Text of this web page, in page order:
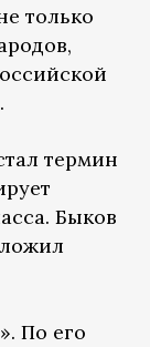
только
термин
Быков
По его